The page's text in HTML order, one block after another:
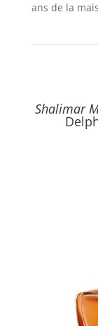
ans de la
Shalimar